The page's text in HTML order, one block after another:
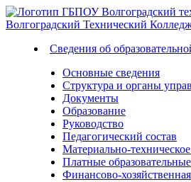
Волгоградский Технический
Сведения об
Основные сведения
Структура и органы
Документы
Образование
Руководство
Педагогический состав
Материально-
Платные
Финансово-